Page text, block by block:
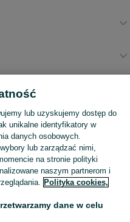
Szukasz zwierzaka lub czegoś dla niego? ▶️ Przeglądaj kategorię Zwierzęta na OLX Brzeg i znajdź to, czego potrzebujesz w atrakcyjnych cenach!
lub uzyskujemy dostęp do
unikalne identyfikatory w
danych osobowych.
lub zarządzać nimi,
na stronie polityki
naszym partnerom i
Polityka cookies,
dane w celu